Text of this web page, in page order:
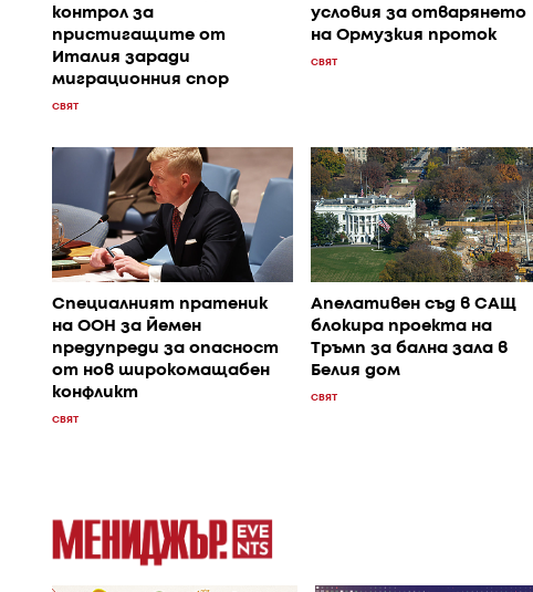
контрол за
пристигащите от
Италия заради
миграционния спор
СВЯТ
условия за отварянето
на Ормузкия проток
СВЯТ
Специалният пратеник
на ООН за Йемен
предупреди за опасност
от нов широкомащабен
конфликт
СВЯТ
Апелативен съд в САЩ
блокира проекта на
Тръмп за бална зала в
Белия дом
СВЯТ